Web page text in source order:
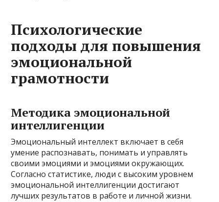
Психологические
подходы для повышения
эмоциональной
грамотности
Методика эмоциональной
интеллигенции
Эмоциональный интеллект включает в себя
умение распознавать, понимать и управлять
своими эмоциями и эмоциями окружающих.
Согласно статистике, люди с высоким уровнем
эмоциональной интеллигенции достигают
лучших результатов в работе и личной жизни.